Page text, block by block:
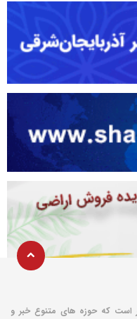
است که حوزه های متنوع خبر و